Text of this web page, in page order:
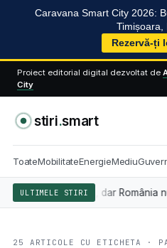
Caravana Smart City 2026:
Timișoara,
Rezervă-ți
Proiect editorial digital dezvoltat de
City
stiri.smart
ToateMobilitateEnergieMediu
ULTIMELE STIRI
august, dar România nu are
25 ARTICOLE CU ETICHETA ·